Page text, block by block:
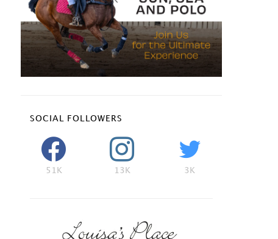
SOCIAL FOLLOWERS
51K 13K 3K